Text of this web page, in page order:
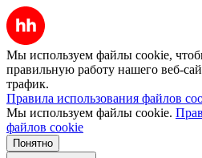
Мы используем файлы cookie,
правильную работу нашего веб-
трафик.
Правила использования файлов
Мы используем файлы cookie.
файлов cookie
Понятно